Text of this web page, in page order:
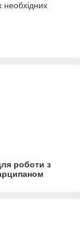
необхідних
роботи з